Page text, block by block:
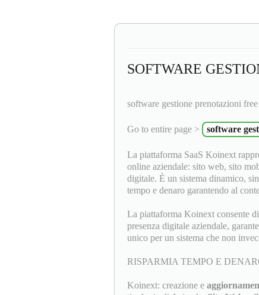
SOFTWARE
software gestione prenotazioni free
Go to entire page > software
La piattaforma SaaS Koinext
online aziendale: sito web, sito
digitale. È un sistema dinamico,
tempo e denaro garantendo al
La piattaforma Koinext consente
presenza digitale aziendale,
unico per un sistema che non
RISPARMIA TEMPO E
Koinext: creazione e